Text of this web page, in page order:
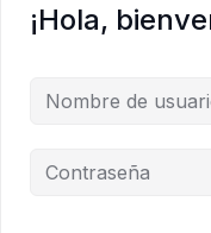
¡Hola,